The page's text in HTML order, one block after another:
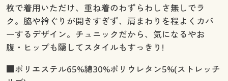
枚で着用いただけ、重ね着のわずらわしさ無しでラ
ク。脇や衿ぐりが開きすぎず、肩まわりを程よくカバ
ーするデザイン。チュニックだから、気になるやお
腹・ヒップも隠してスタイルもすっきり!
■ポリエステル65%綿30%ポリウレタン5%(ストレッチ